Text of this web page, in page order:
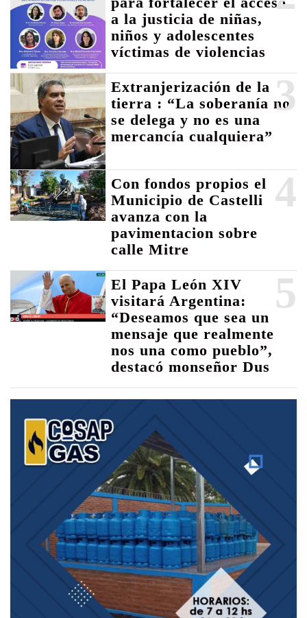
a la justicia de niñas,
niños y adolescentes
víctimas de violencias
3
Extranjerización de la
tierra : “La soberanía no
se delega y no es una
mercancía cualquiera”
4
Con fondos propios el
Municipio de Castelli
avanza con la
pavimentacion sobre
calle Mitre
5
El Papa León XIV
visitará Argentina:
“Deseamos que sea un
mensaje que realmente
nos una como pueblo”,
destacó monseñor Dus